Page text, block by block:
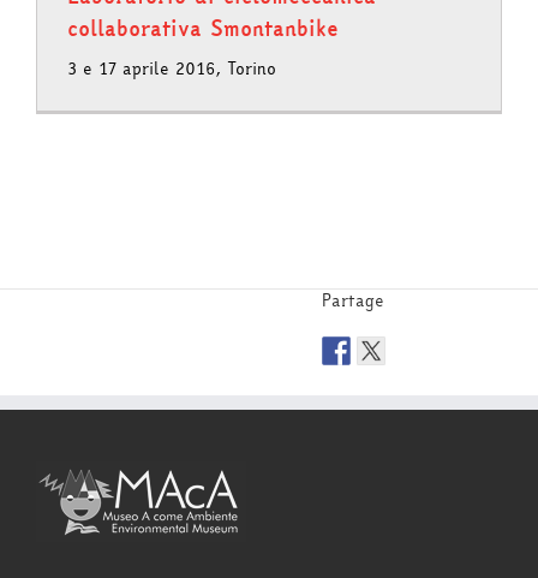
collaborativa Smontanbike
3 e 17 aprile 2016, Torino
Partage